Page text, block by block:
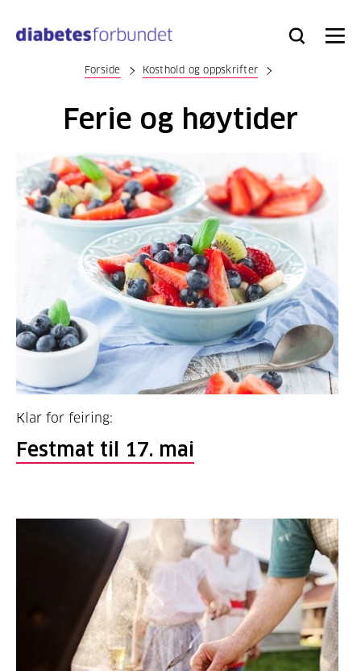
hovedinnhold
Bli
Logg
Søk Meny
Forside Kosthold og oppskrifter
Ferie og høytider
Klar for feiring:
Festmat til 17. mai